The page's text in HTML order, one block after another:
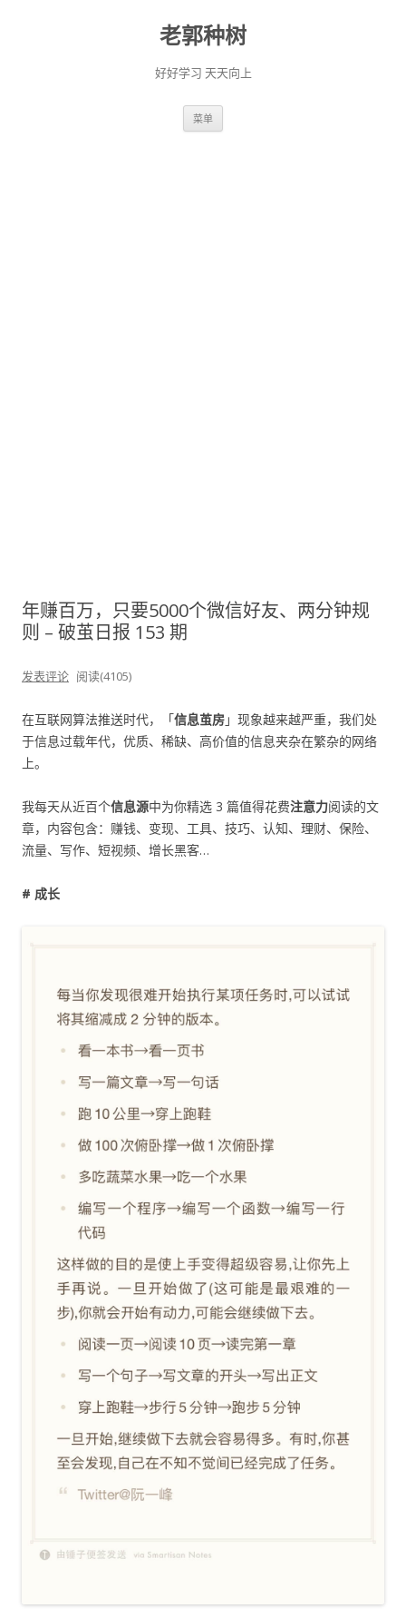
老郭种树
好好学习 天天向上
菜单
年赚百万，只要5000个微信好友、两分钟规
则 – 破茧日报 153 期
发表评论 阅读(4105)
在互联网算法推送时代，「信息茧房」现象越来越严重，我们处
于信息过载年代，优质、稀缺、高价值的信息夹杂在繁杂的网络
上。
我每天从近百个信息源中为你精选 3 篇值得花费注意力阅读的文
章，内容包含：赚钱、变现、工具、技巧、认知、理财、保险、
流量、写作、短视频、增长黑客…
# 成长